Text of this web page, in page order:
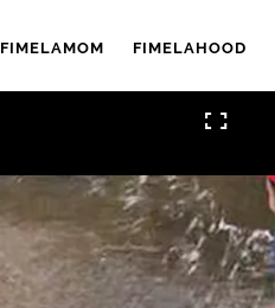
FIMELAMOM FIMELAHOOD